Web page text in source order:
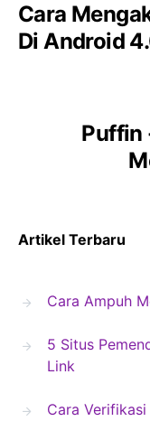
Cara
Di Android
Puffin
Artikel Terbaru
Cara Ampuh
5 Situs
Link
Cara